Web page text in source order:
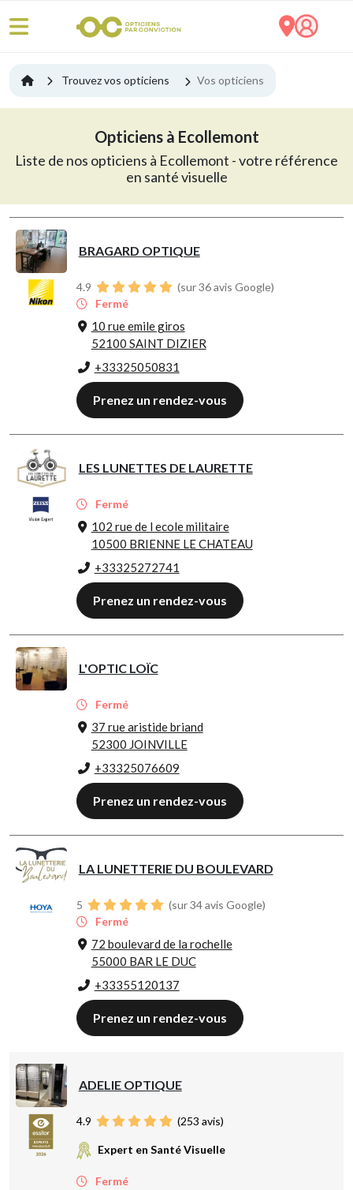
Trouvez vos opticiens Vos opticiens
Opticiens à Ecollemont
Liste de nos opticiens à Ecollemont - votre référence
en santé visuelle
BRAGARD OPTIQUE
4.9
(sur 36 avis Google)
Fermé
10 rue emile giros
52100 SAINT DIZIER
+33325050831
Prenez un rendez-vous
LES LUNETTES DE LAURETTE
Fermé
102 rue de l ecole militaire
10500 BRIENNE LE CHATEAU
+33325272741
Prenez un rendez-vous
L'OPTIC LOÏC
Fermé
37 rue aristide briand
52300 JOINVILLE
+33325076609
Prenez un rendez-vous
LA LUNETTERIE DU BOULEVARD
5
(sur 34 avis Google)
Fermé
72 boulevard de la rochelle
55000 BAR LE DUC
+33355120137
Prenez un rendez-vous
ADELIE OPTIQUE
4.9 (253 avis)
Expert en Santé Visuelle
Fermé